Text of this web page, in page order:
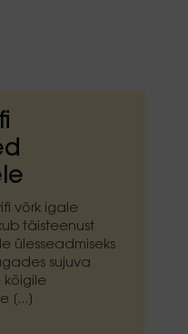
võrk igale
täisteenust
ülesseadmiseks
sujuva
kõigile
[...]